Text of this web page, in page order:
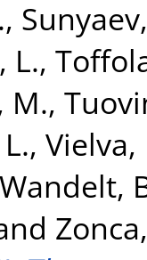
,
L.,
M.,
, Vielva,
Wandelt,